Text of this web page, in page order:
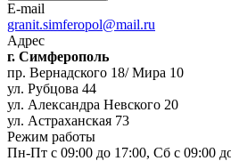
E-mail
granit.simferopol@mail.ru
Адрес
г. Симферополь
пр. Вернадского 18/ Мира 10
ул. Рубцова 44
ул. Александра Невского 20
ул. Астраханская 73
Режим работы
Пн-Пт с 09:00 до 17:00, Сб с 09:00